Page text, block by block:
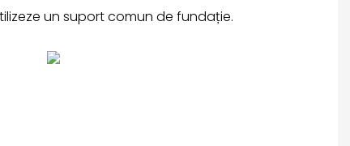
un suport comun de fundație.